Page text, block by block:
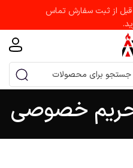
خصوصی
از ثبت سفارش تماس